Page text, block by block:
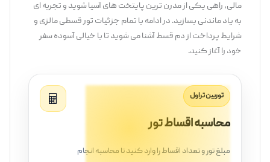
مالی، راهی یکی از مدرن ‌ترین پایتخت ‌های آسیا شوید و تجربه ‌ای
به ‌یاد ماندنی بسازید. در ادامه با تمام جزئیات تور قسطی مالزی و
شرایط پرداخت از دم قسط آشنا می ‌شوید تا با خیالی آسوده سفر
خود را آغاز کنید.
توربین تراول
محاسبه اقساط تور
مبلغ تور و تعداد اقساط را وارد کنید تا محاسبه انجام